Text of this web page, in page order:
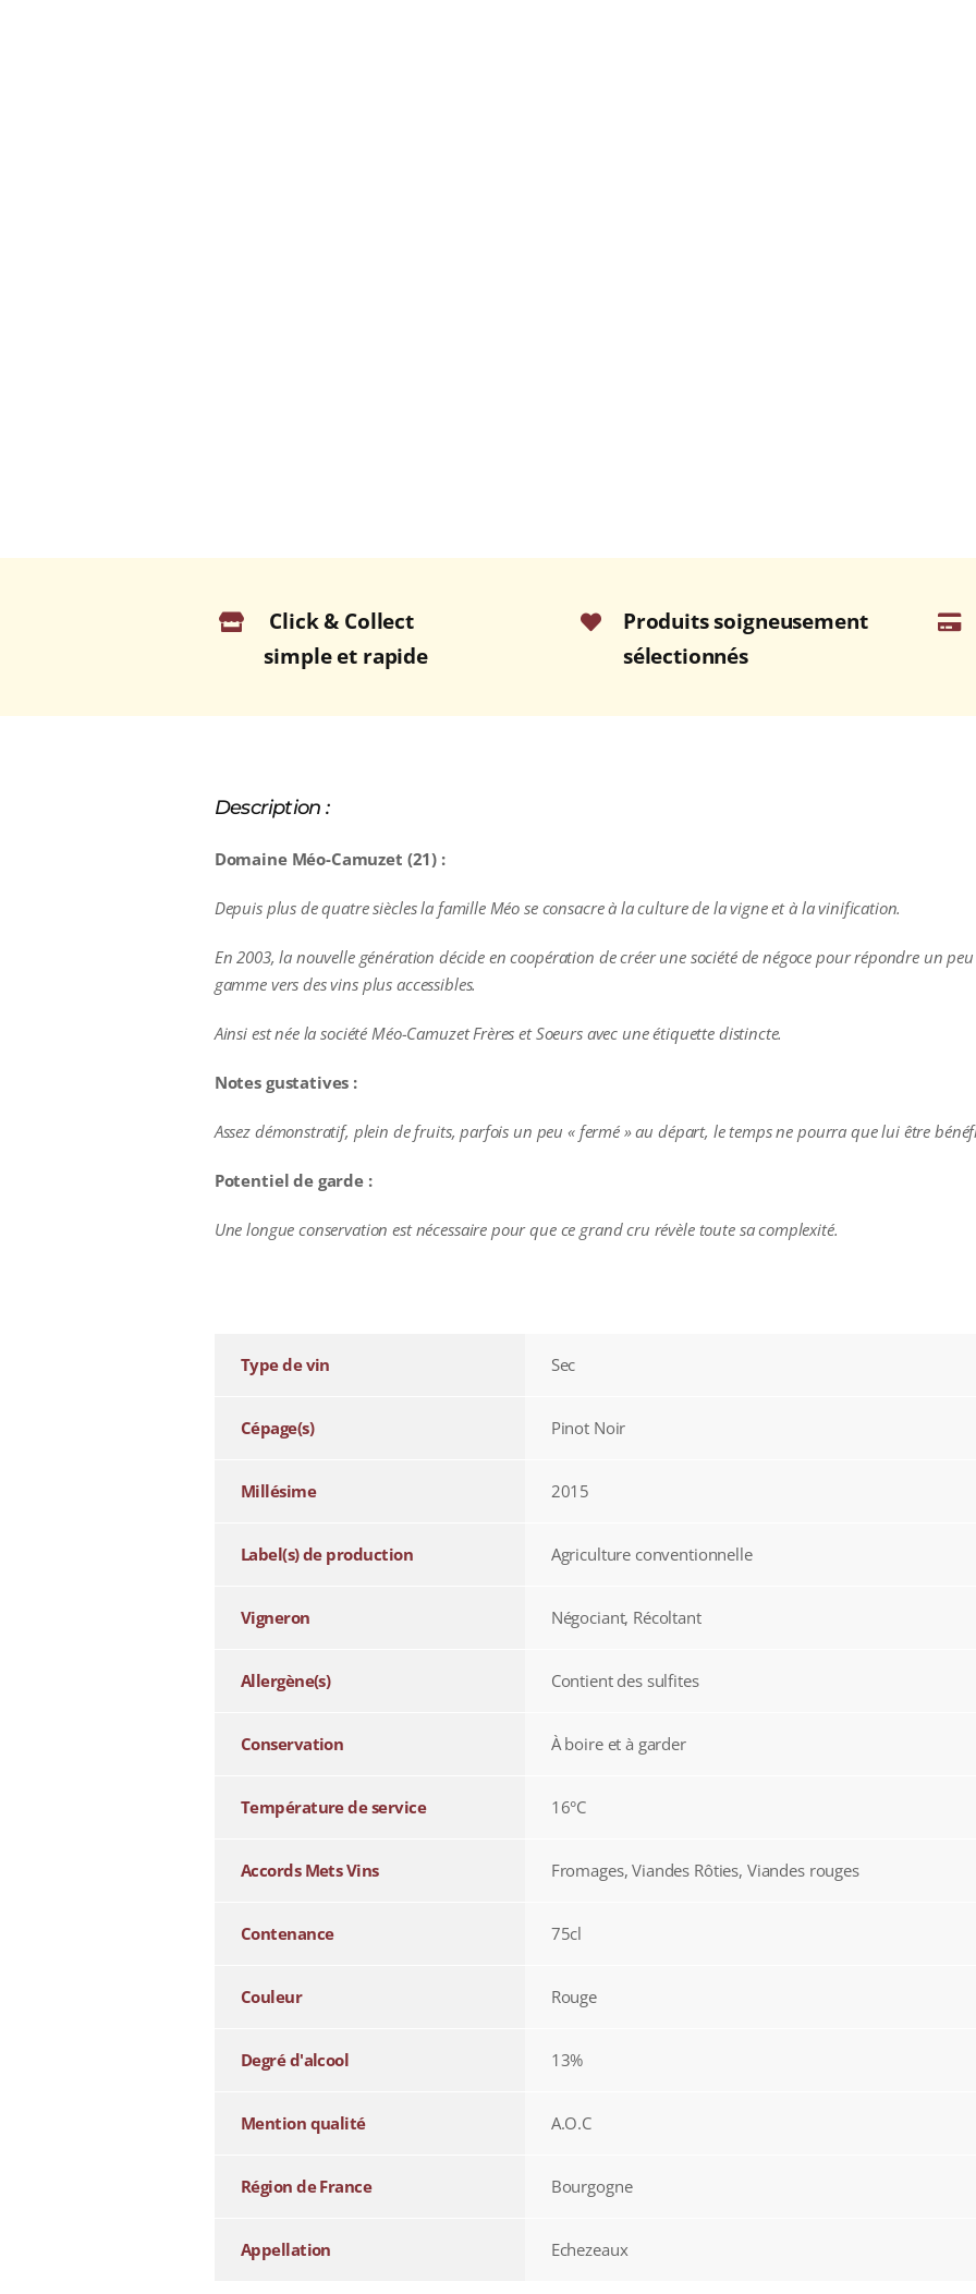
Click & Collect
simple et rapide
Produits soigneusement
sélectionnés
Description :
Domaine Méo-Camuzet (21) :
Depuis plus de quatre siècles la famille Méo se consacre à la culture de la vigne et à la vinification.
En 2003, la nouvelle génération décide en coopération de créer une société de négoce pour répondre un
gamme vers des vins plus accessibles.
Ainsi est née la société Méo-Camuzet Frères et Soeurs avec une étiquette distincte.
Notes gustatives :
Assez démonstratif, plein de fruits, parfois un peu « fermé » au départ, le temps ne pourra que lui être
Potentiel de garde :
Une longue conservation est nécessaire pour que ce grand cru révèle toute sa complexité.
Type de vin Sec
Cépage(s) Pinot Noir
Millésime 2015
Label(s) de production Agriculture conventionnelle
Vigneron Négociant, Récoltant
Allergène(s) Contient des sulfites
Conservation À boire et à garder
Température de service 16°C
Accords Mets Vins Fromages, Viandes Rôties, Viandes rouges
Contenance 75cl
Couleur Rouge
Degré d'alcool 13%
Mention qualité A.O.C
Région de France Bourgogne
Appellation Echezeaux